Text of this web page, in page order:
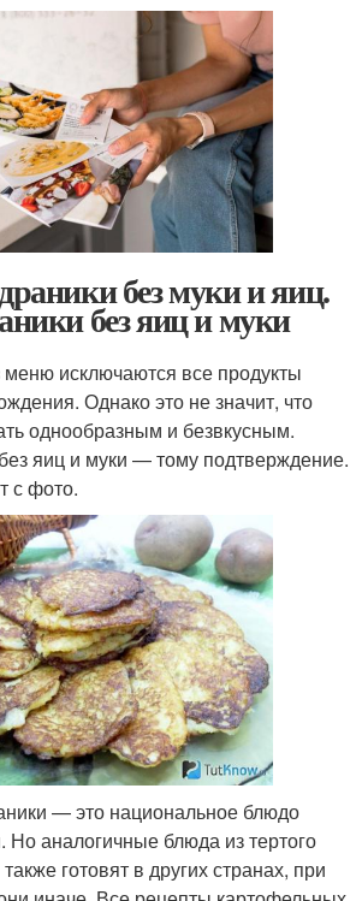
без муки и яиц.
без яиц и муки
исключаются все продукты
Однако это не значит, что
однообразным и безвкусным.
яиц и муки — тому подтверждение.
с фото.
— это национальное блюдо
Но аналогичные блюда из тертого
готовят в других странах, при